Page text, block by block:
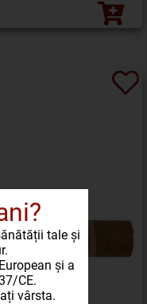
tale și
și a
CE.
vârsta.